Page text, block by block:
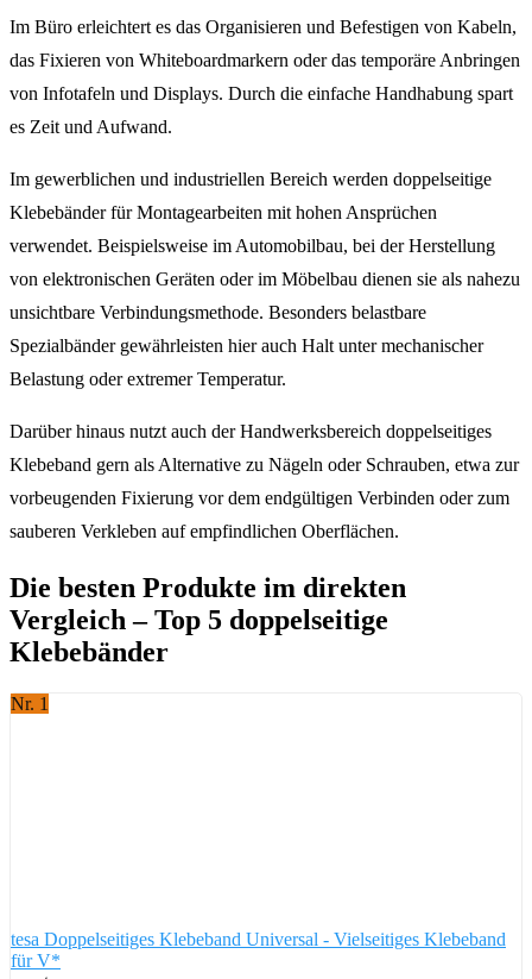
Im Büro erleichtert es das Organisieren und Befestigen von Kabeln,
das Fixieren von Whiteboardmarkern oder das temporäre Anbringen
von Infotafeln und Displays. Durch die einfache Handhabung spart
es Zeit und Aufwand.
Im gewerblichen und industriellen Bereich werden doppelseitige
Klebebänder für Montagearbeiten mit hohen Ansprüchen
verwendet. Beispielsweise im Automobilbau, bei der Herstellung
von elektronischen Geräten oder im Möbelbau dienen sie als nahezu
unsichtbare Verbindungsmethode. Besonders belastbare
Spezialbänder gewährleisten hier auch Halt unter mechanischer
Belastung oder extremer Temperatur.
Darüber hinaus nutzt auch der Handwerksbereich doppelseitiges
Klebeband gern als Alternative zu Nägeln oder Schrauben, etwa zur
vorbeugenden Fixierung vor dem endgültigen Verbinden oder zum
sauberen Verkleben auf empfindlichen Oberflächen.
Die besten Produkte im direkten
Vergleich – Top 5 doppelseitige
Klebebänder
Nr. 1
tesa Doppelseitiges Klebeband Universal - Vielseitiges Klebeband
für V*